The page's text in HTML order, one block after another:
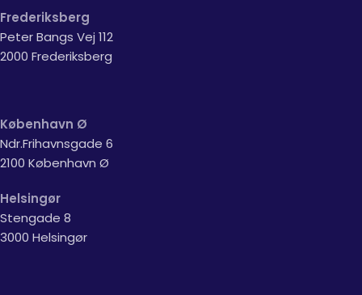
Frederiksberg
Peter Bangs Vej 112
2000 Frederiksberg
København Ø
Ndr.Frihavnsgade 6
2100 København Ø
Helsingør
Stengade 8
3000 Helsingør